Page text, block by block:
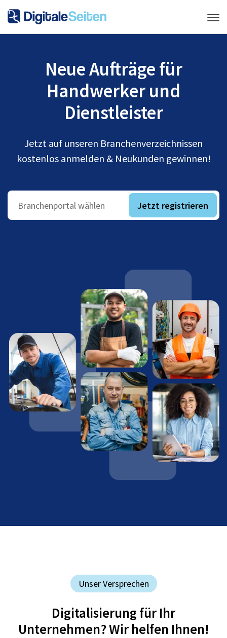
Neue Aufträge für
Handwerker und
Dienstleister
Jetzt auf unseren Branchenverzeichnissen
kostenlos anmelden & Neukunden gewinnen!
Branchenportal wählen Jetzt registrieren
Unser Versprechen
Digitalisierung für Ihr
Unternehmen? Wir helfen Ihnen!